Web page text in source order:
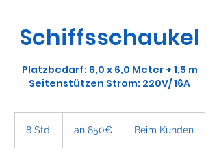
Schiffsschaukel
Platzbedarf: 6,0 x 6,0 Meter + 1,5 m
Seitenstützen Strom: 220V/ 16A
8 Std. an 850€ Beim Kunden